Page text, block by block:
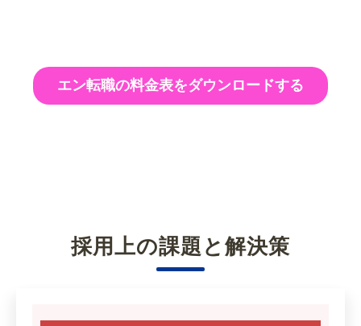
エン転職の料金表をダウンロードする
採用上の課題と解決策